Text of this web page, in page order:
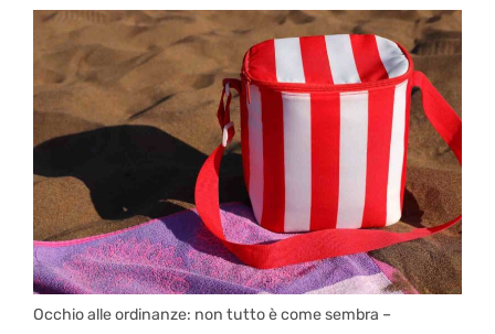
Occhio alle ordinanze: non tutto è come sembra –